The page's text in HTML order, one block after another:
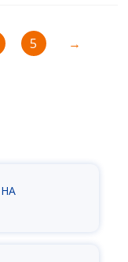
5 →